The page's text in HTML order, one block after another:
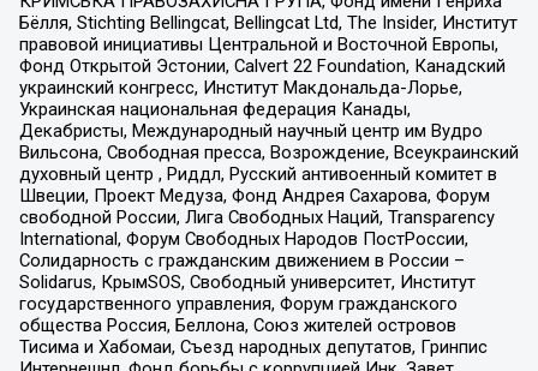
Бёлля, Stichting Bellingcat, Bellingcat Ltd, The Insider, Институт
правовой инициативы Центральной и Восточной Европы,
Фонд Открытой Эстонии, Calvert 22 Foundation, Канадский
украинский конгресс, Институт Макдональда-Лорье,
Украинская национальная федерация Канады,
Декабристы, Международный научный центр им Вудро
Вильсона, Свободная пресса, Возрождение, Всеукраинский
духовный центр , Риддл, Русский антивоенный комитет в
Швеции, Проект Медуза, Фонд Андрея Сахарова, Форум
свободной России, Лига Свободных Наций, Transparеncy
International, Форум Свободных Народов ПостРоссии,
Солидарность с гражданским движением в России –
Solidarus, КрымSOS, Свободный университет, Институт
государственного управления, Форум гражданского
общества Россия, Беллона, Союз жителей островов
Тисима и Хабомаи, Съезд народных депутатов, Гринпис